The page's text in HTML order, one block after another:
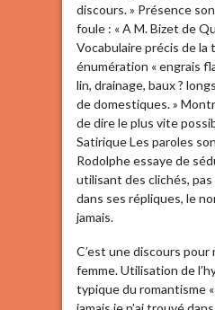
discours. » Présence
foule : « A M. Bizet de
Vocabulaire précis de la
énumération « engrais
lin, drainage, baux ?
de domestiques. »
de dire le plus vite
Satirique Les paroles
Rodolphe essaye de
utilisant des clichés,
dans ses répliques, le
jamais.
C’est une discours pour
femme. Utilisation de
typique du romantisme